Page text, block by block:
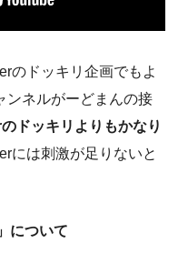
のドッキリ企画でもよ
ンネルがーどまんの接
ドッキリよりもかなり
には刺激が足りないと
について